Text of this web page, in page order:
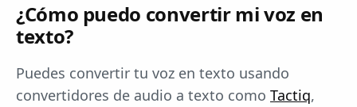
¿Cómo puedo convertir mi voz en
texto?
Puedes convertir tu voz en texto usando
convertidores de audio a texto como Tactiq,